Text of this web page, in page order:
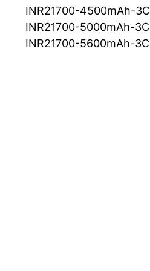
INR21700-4500mAh-3C
INR21700-5000mAh-3C
INR21700-5600mAh-3C